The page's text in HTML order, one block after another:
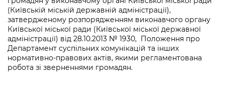
Київська міська військова адміністрація
Важливе під час воєнного стану
(Київській міській державній адміністрації),
затвердженому розпорядженням виконавчого органу
Київської міської ради (Київської міської державної
адміністрації) від 28.10.2013 № 1930, Положення про
Департамент суспільних комунікацій та інших
нормативно-правових актів, якими регламентована
робота зі зверненнями громадян.